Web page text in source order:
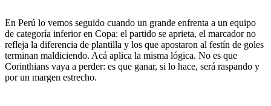
En Perú lo vemos seguido cuando un grande enfrenta a un equipo
de categoría inferior en Copa: el partido se aprieta, el marcador no
refleja la diferencia de plantilla y los que apostaron al festín de goles
terminan maldiciendo. Acá aplica la misma lógica. No es que
Corinthians vaya a perder: es que ganar, si lo hace, será raspando y
por un margen estrecho.